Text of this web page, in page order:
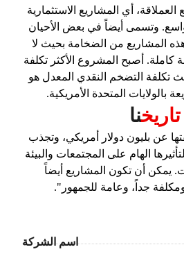
أي المشاريع الاستثمارية
وتسمى أيضاً في بعض الأحيان
المشاريع من الضخامة بحيث لا
كاملة. أصبح المشروع الأكثر تكلفة
تكلفة التضخم النقدي المعدل هو
بالولايات المتحدة الأمريكية.
تاريخنا
عن بليون دولار أمريكي، وتجذب
الهام على المجتمعات والبيئة
يمكن أن تكون المشاريع أيضاً
جداً، وعامة للجمهور".
اسم الشركة